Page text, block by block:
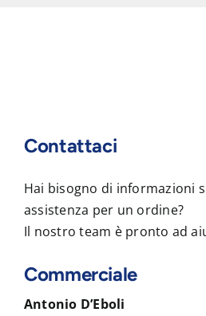
Contattaci
Hai bisogno di informazioni
assistenza per un ordine?
Il nostro team è pronto ad
Commerciale
Antonio D’Eboli